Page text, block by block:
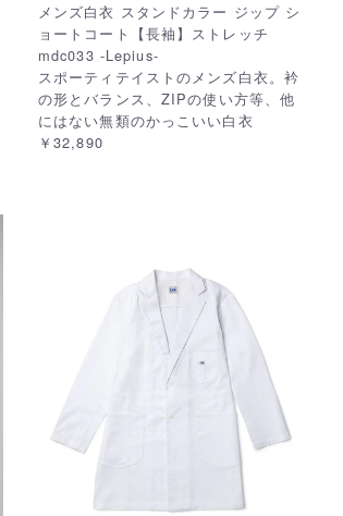
メンズ白衣 スタンドカラー ジップ シ
ョートコート【長袖】ストレッチ
mdc033 -Lepius-
スポーティテイストのメンズ白衣。衿
の形とバランス、ZIPの使い方等、他
にはない無類のかっこいい白衣
￥32,890